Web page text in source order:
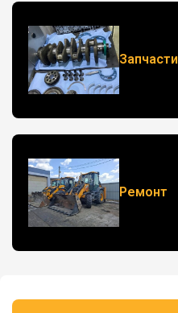
Запчасти
Ремонт